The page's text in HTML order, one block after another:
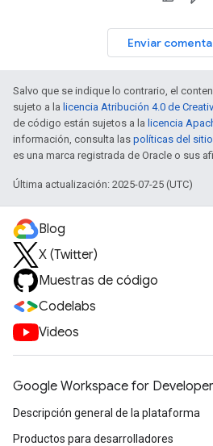
Enviar
Salvo que se indique lo contrario, el
sujeto a la licencia Atribución 4.0 de
de código están sujetos a la licencia
información, consulta las políticas del
es una marca registrada de Oracle o sus
Última actualización: 2025-07-25 (UTC)
Blog
X (Twitter)
Muestras de código
Codelabs
Videos
Google Workspace for
Descripción general de la plataforma
Productos para desarrolladores